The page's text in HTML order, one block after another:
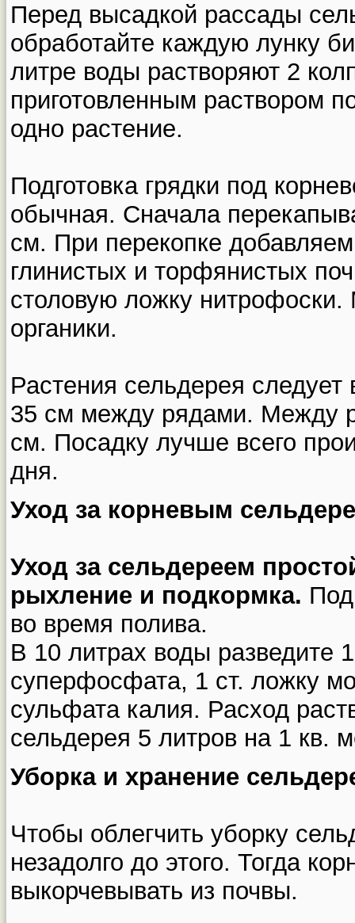
Перед высадкой рассады
обработайте каждую лунку
литре воды растворяют 2
приготовленным раствором
одно растение.
Подготовка грядки под
обычная. Сначала
см. При перекопке
глинистых и торфянистых
столовую ложку
органики.
Растения сельдерея
35 см между рядами. Между
см. Посадку лучше всего
дня.
Уход за корневым
Уход за сельдереем
рыхление и подкормка.
во время полива.
В 10 литрах воды разведите
суперфосфата, 1 ст. ложку
сульфата калия. Расход
сельдерея 5 литров на 1 кв.
Уборка и хранение
Чтобы облегчить уборку
незадолго до этого. Тогда
выкорчевывать из почвы.